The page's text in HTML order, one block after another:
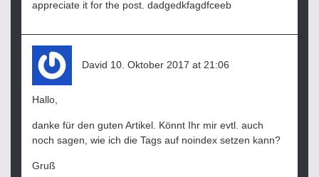
appreciate it for the post. dadgedkfagdfceeb
David 10. Oktober 2017 at 21:06
Hallo,
danke für den guten Artikel. Könnt Ihr mir evtl. auch
noch sagen, wie ich die Tags auf noindex setzen kann?
Gruß